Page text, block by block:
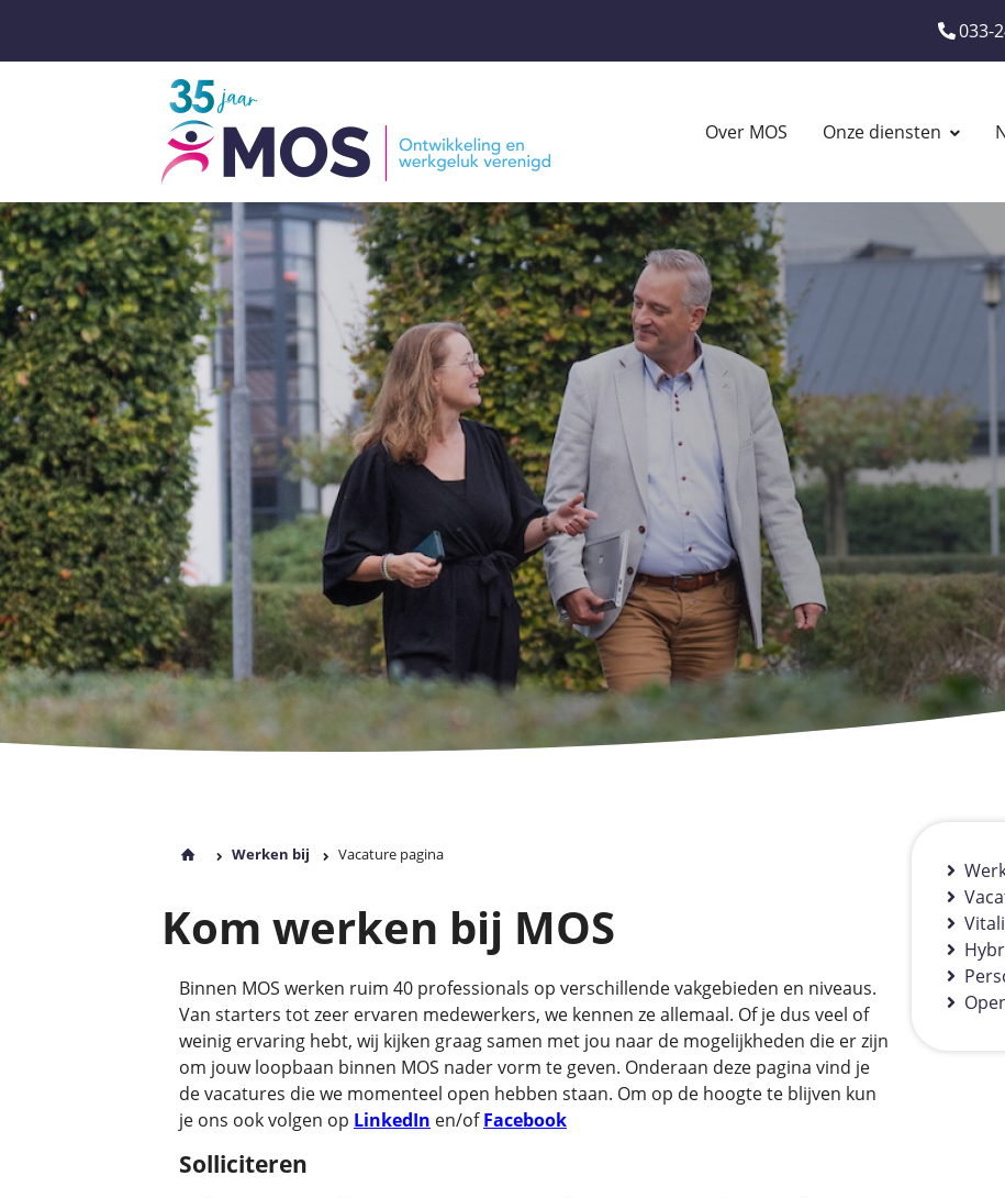
MainOver MOS Onze diensten
Ons033-
Werken bij Vacature pagina
Kom werken bij MOS
Binnen MOS werken ruim 40 professionals op verschillende vakgebieden en niveaus.
Van starters tot zeer ervaren medewerkers, we kennen ze allemaal. Of je dus veel of
weinig ervaring hebt, wij kijken graag samen met jou naar de mogelijkheden die er zijn
om jouw loopbaan binnen MOS nader vorm te geven. Onderaan deze pagina vind je
de vacatures die we momenteel open hebben staan. Om op de hoogte te blijven kun
je ons ook volgen op LinkedIn en/of Facebook
Solliciteren